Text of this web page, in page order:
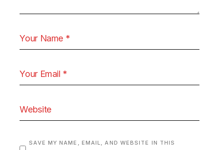
SAVE MY NAME, EMAIL, AND WEBSITE IN THIS